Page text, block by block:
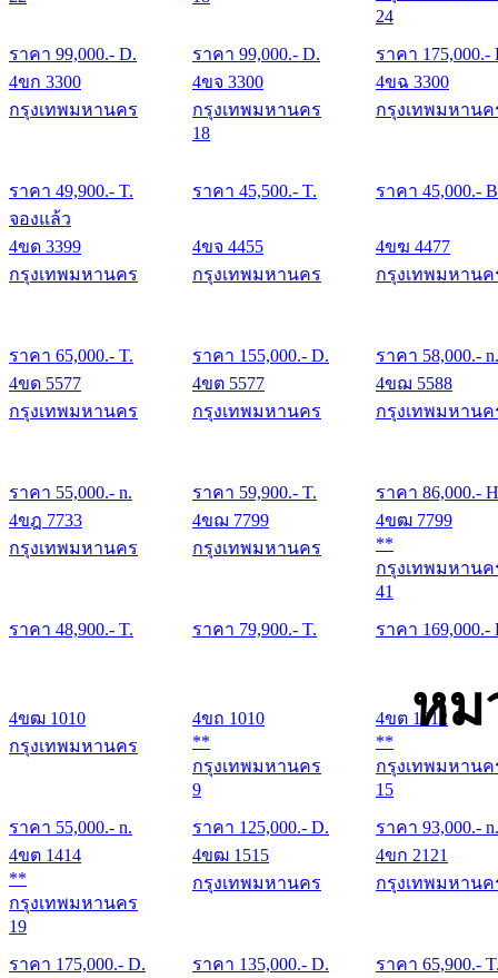
ราคา 99,000.- D. ราคา 99,000.- D.
24
ราคา 175,000.-
4ขก 3300
กรุงเทพมหานคร
ราคา 49,900.- T.
4ขจ 3300
กรุงเทพมหานคร
18
ราคา 45,500.- T.
4ขฉ 3300
กรุงเทพมหานค
ราคา 45,000.-
จองแล้ว
4ขด 3399
กรุงเทพมหานคร
ราคา 65,000.- T.
4ขจ 4455
กรุงเทพมหานคร
ราคา 155,000.- D.
4ขฆ 4477
กรุงเทพมหานค
ราคา 58,000.- n.
4ขด 5577
กรุงเทพมหานคร
ราคา 55,000.- n.
4ขต 5577
กรุงเทพมหานคร
ราคา 59,900.- T.
4ขฌ 5588
กรุงเทพมหานค
ราคา 86,000.-
4ขฎ 7733
กรุงเทพมหานคร
ราคา 48,900.- T.
4ขฌ 7799
กรุงเทพมหานคร
ราคา 79,900.- T.
4ขฒ 7799
**
กรุงเทพมหานค
41
ราคา 169,000.-
หม
4ขฒ 1010
กรุงเทพมหานคร
ราคา 55,000.- n.
4ขถ 1010
**
กรุงเทพมหานคร
9
ราคา 125,000.- D.
4ขต 1212
**
กรุงเทพมหานค
15
ราคา 93,000.- n.
4ขต 1414
**
กรุงเทพมหานคร
19
ราคา 175,000.- D.
4ขฒ 1515
กรุงเทพมหานคร
ราคา 135,000.- D.
4ขก 2121
กรุงเทพมหานค
ราคา 65,900.-